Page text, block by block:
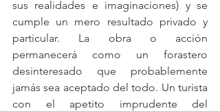
sus realidades e imaginaciones) y se
cumple un mero resultado privado y
particular. La obra o acción
permanecerá como un forastero
desinteresado que probablemente
jamás sea aceptado del todo. Un turista
con el apetito imprudente del